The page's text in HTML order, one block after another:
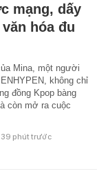
mạng, dấy
hóa đu
Mina, một người
không chỉ
đồng Kpop bàng
còn mở ra cuộc
39 phút trước